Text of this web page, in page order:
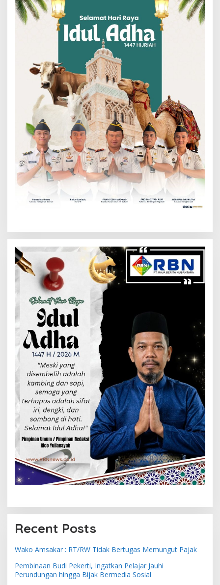
Recent Posts
Wako Amsakar : RT/RW Tidak Bertugas Memungut Pajak
Pembinaan Budi Pekerti, Ingatkan Pelajar Jauhi
Perundungan hingga Bijak Bermedia Sosial